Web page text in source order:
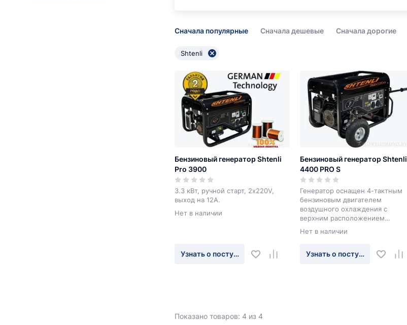
Сначала популярные Сначала дешевые Сначала дорогие
Shtenli
Бензиновый генератор Shtenli
Pro 3900
3.3 кВт, ручной старт, 2х220V,
выход на 12А.
Нет в наличии
Узнать о поступлении
Бензиновый генератор Shtenli
4400 PRO S
Генератор оснащен 4-тактным
бензиновым двигателем
воздушного охлаждения с
верхним расположением
клапанов (OHV) объёмом 260
см3. Предназначен для долгой и
резервный источник питания в
Нет в наличии
Узнать о поступлении
Показано товаров: 4 из 4